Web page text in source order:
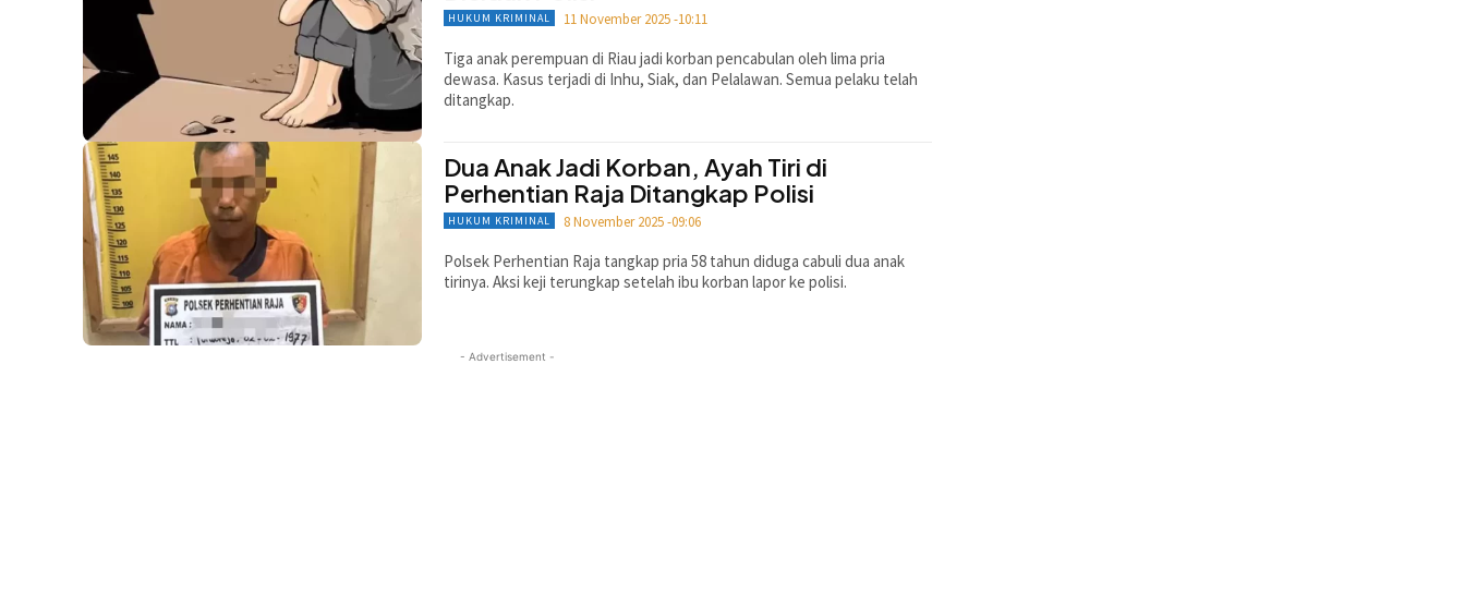
HUKUM KRIMINAL 11 November 2025 -10:11
Tiga anak perempuan di Riau jadi korban pencabulan oleh lima pria
dewasa. Kasus terjadi di Inhu, Siak, dan Pelalawan. Semua pelaku telah
ditangkap.
Dua Anak Jadi Korban, Ayah Tiri di
Perhentian Raja Ditangkap Polisi
HUKUM KRIMINAL 8 November 2025 -09:06
Polsek Perhentian Raja tangkap pria 58 tahun diduga cabuli dua anak
tirinya. Aksi keji terungkap setelah ibu korban lapor ke polisi.
- Advertisement -